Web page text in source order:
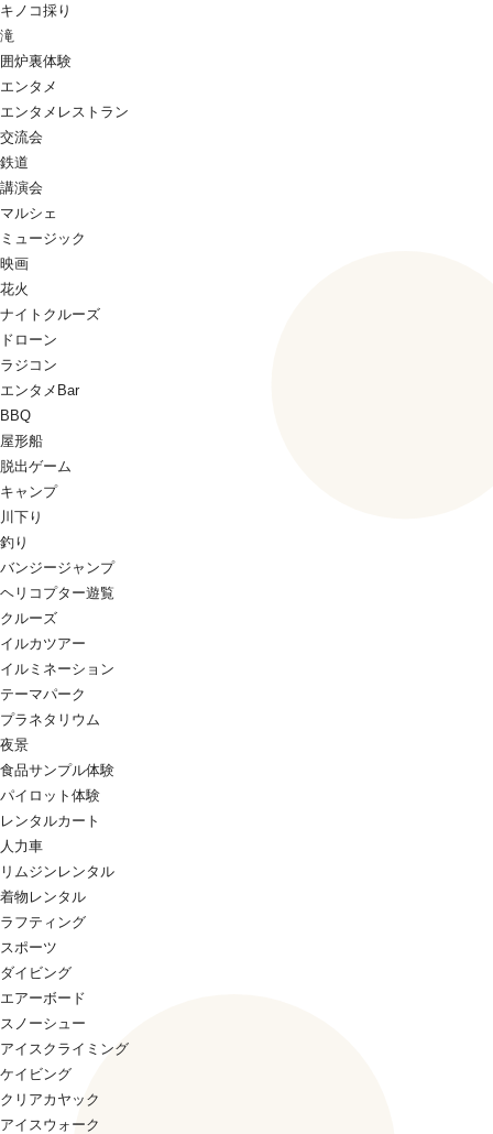
キノコ採り
滝
囲炉裏体験
エンタメ
エンタメレストラン
交流会
鉄道
講演会
マルシェ
ミュージック
映画
花火
ナイトクルーズ
ドローン
ラジコン
エンタメBar
BBQ
屋形船
脱出ゲーム
キャンプ
川下り
釣り
バンジージャンプ
ヘリコプター遊覧
クルーズ
イルカツアー
イルミネーション
テーマパーク
プラネタリウム
夜景
食品サンプル体験
パイロット体験
レンタルカート
人力車
リムジンレンタル
着物レンタル
ラフティング
スポーツ
ダイビング
エアーボード
スノーシュー
アイスクライミング
ケイビング
クリアカヤック
アイスウォーク